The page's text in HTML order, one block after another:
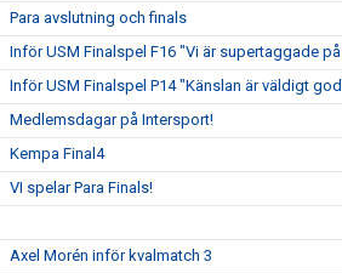
Para avslutning och finals
Inför USM Finalspel F16 "Vi är supertaggade
Inför USM Finalspel P14 "Känslan är väldigt
Medlemsdagar på Intersport!
Kempa Final4
VI spelar Para Finals!
Axel Morén inför kvalmatch 3